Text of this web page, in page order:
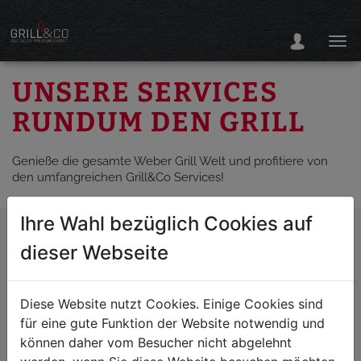
UNSERE SERVICES
RUNDUM DEN GRILL
Genieße die gesamte Weber Grill Welt und profitiere von
den umfangreichen Grill&Co Services!
Ihre Wahl bezüglich Cookies auf
dieser Webseite
Diese Website nutzt Cookies. Einige Cookies sind
für eine gute Funktion der Website notwendig und
können daher vom Besucher nicht abgelehnt